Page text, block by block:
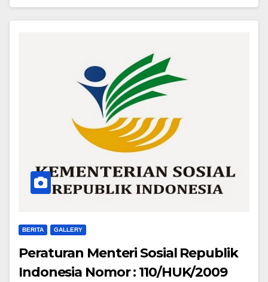
BERITA GALLERY
Peraturan Menteri Sosial Republik
Indonesia Nomor : 110/HUK/2009